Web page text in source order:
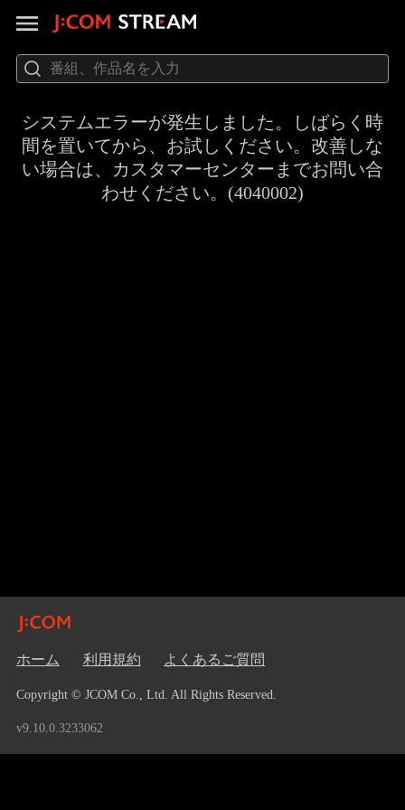
システムエラーが発生しました。しばらく時
間を置いてから、お試しください。改善しな
い場合は、カスタマーセンターまでお問い合
わせください。(4040002)
ホーム 利用規約 よくあるご質問
Copyright © JCOM Co., Ltd. All Rights Reserved.
v9.10.0.3233062